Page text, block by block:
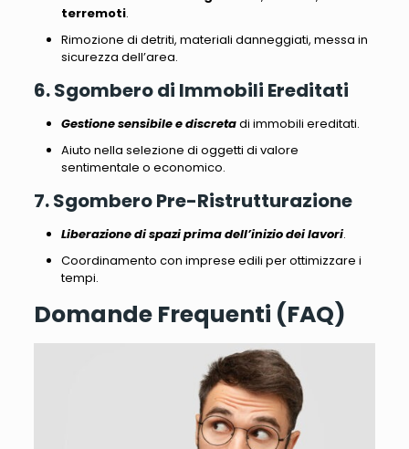
terremoti.
Rimozione di detriti, materiali danneggiati, messa in
sicurezza dell’area.
6. Sgombero di Immobili Ereditati
Gestione sensibile e discretadi immobili ereditati.
Aiuto nella selezione di oggetti di valore
sentimentale o economico.
7. Sgombero Pre-Ristrutturazione
Liberazione di spazi prima dell’inizio dei lavori.
Coordinamento con imprese edili per ottimizzare i
tempi.
Domande Frequenti (FAQ)